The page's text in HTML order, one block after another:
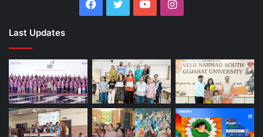
Facebook
Twitter YouTubeInstagram
Last Updates